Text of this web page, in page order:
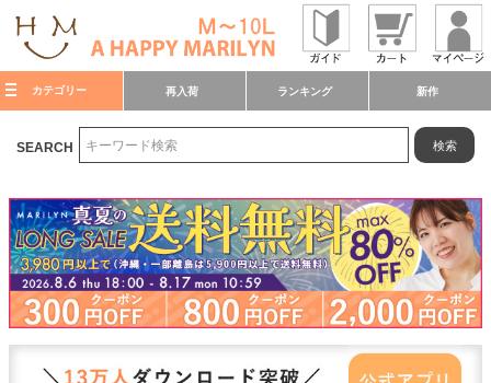
カテゴリー 再入荷 ランキング 新作
SEARCH 検索